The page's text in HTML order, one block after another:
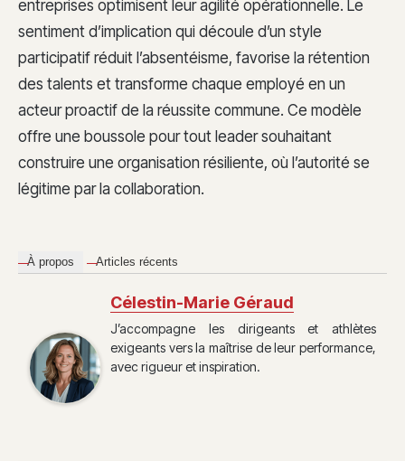
entreprises optimisent leur agilité opérationnelle. Le
sentiment d’implication qui découle d’un style
participatif réduit l’absentéisme, favorise la rétention
des talents et transforme chaque employé en un
acteur proactif de la réussite commune. Ce modèle
offre une boussole pour tout leader souhaitant
construire une organisation résiliente, où l’autorité se
légitime par la collaboration.
À propos Articles récents
Célestin-Marie Géraud
J’accompagne les dirigeants et athlètes
exigeants vers la maîtrise de leur performance,
avec rigueur et inspiration.